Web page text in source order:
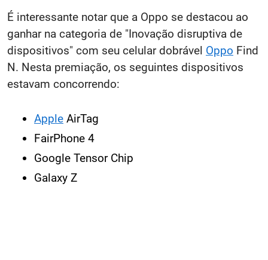
É interessante notar que a Oppo se destacou ao
ganhar na categoria de "Inovação disruptiva de
dispositivos" com seu celular dobrável Oppo Find
N. Nesta premiação, os seguintes dispositivos
estavam concorrendo:
Apple AirTag
FairPhone 4
Google Tensor Chip
Galaxy Z